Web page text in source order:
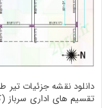
دانلود نقشه جزئیات
تقسیم های اداری سرباز